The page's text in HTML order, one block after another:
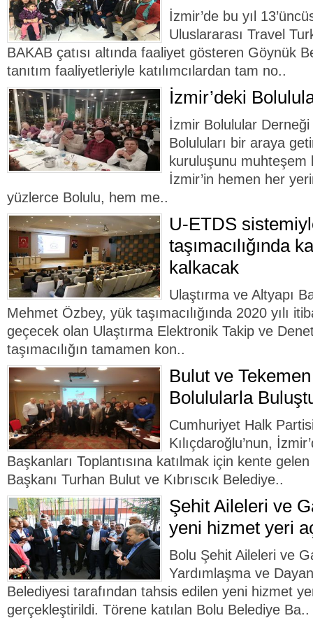
İzmir’de bu yıl
Uluslararası Travel
BAKAB çatısı altında faaliyet gösteren Göynük
tanıtım faaliyetleriyle katılımcılardan tam no..
İzmir’deki
İzmir Bolulular
Boluluları bir araya
kuruluşunu muhteşem
İzmir’in hemen her
yüzlerce Bolulu, hem me..
U-ETDS
taşımacılığında
kalkacak
Ulaştırma ve Altyapı
Mehmet Özbey, yük taşımacılığında 2020 yılı
geçecek olan Ulaştırma Elektronik Takip ve
taşımacılığın tamamen kon..
Bulut ve
Bolulularla
Cumhuriyet Halk
Kılıçdaroğlu’nun,
Başkanları Toplantısına katılmak için kente
Başkanı Turhan Bulut ve Kıbrıscık Belediye..
Şehit Aileleri ve
yeni hizmet yeri
Bolu Şehit Aileleri ve
Yardımlaşma ve
Belediyesi tarafından tahsis edilen yeni hizmet
gerçekleştirildi. Törene katılan Bolu Belediye Ba..